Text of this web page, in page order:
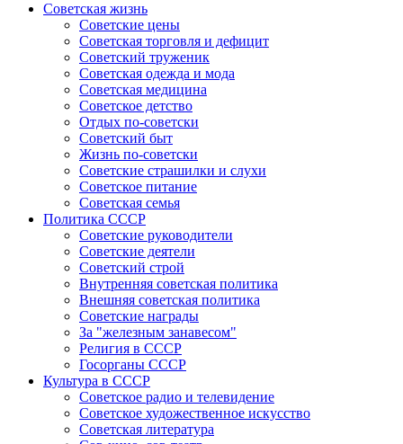
Советская жизнь
Советские цены
Советская торговля и дефицит
Советский труженик
Советская одежда и мода
Советская медицина
Советское детство
Отдых по-советски
Советский быт
Жизнь по-советски
Советские страшилки и слухи
Советское питание
Советская семья
Политика СССР
Советские руководители
Советские деятели
Советский строй
Внутренняя советская политика
Внешняя советская политика
Советские награды
За "железным занавесом"
Религия в СССР
Госорганы СССР
Культура в СССР
Советское радио и телевидение
Советское художественное искусство
Советская литература